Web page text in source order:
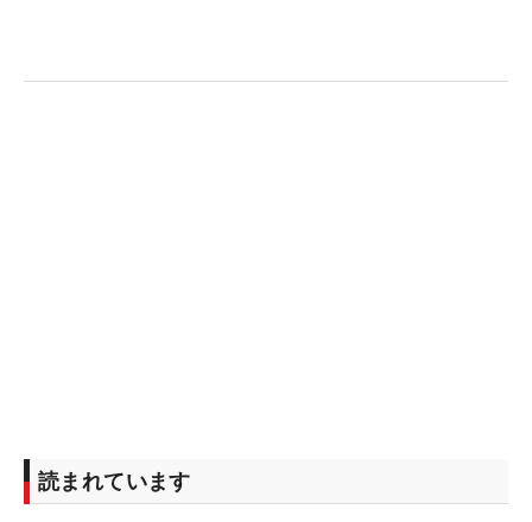
りもうまいんだから』と。今季はステップがメイン
になるけど、レギュラーにも出てみたい。今週の結
読まれています